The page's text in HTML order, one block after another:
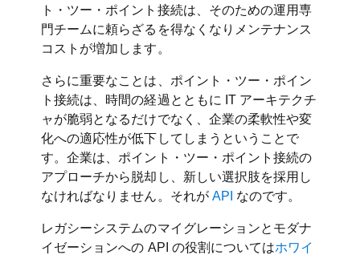
ト・ツー・ポイント接続は、そのための運用専
門チームに頼らざるを得なくなりメンテナンス
コストが増加します。
さらに重要なことは、ポイント・ツー・ポイン
ト接続は、時間の経過とともに IT アーキテクチ
ャが脆弱となるだけでなく、企業の柔軟性や変
化への適応性が低下してしまうということで
す。企業は、ポイント・ツー・ポイント接続の
アプローチから脱却し、新しい選択肢を採用し
なければなりません。それが API なのです。
レガシーシステムのマイグレーションとモダナ
イゼーションへの API の役割についてはホワイ